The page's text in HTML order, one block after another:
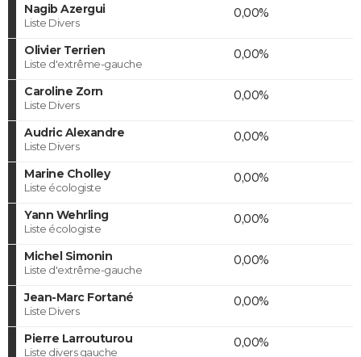
Nagib Azergui
Liste Divers
0,00%
Olivier Terrien
Liste d'extrême-gauche
0,00%
Caroline Zorn
Liste Divers
0,00%
Audric Alexandre
Liste Divers
0,00%
Marine Cholley
Liste écologiste
0,00%
Yann Wehrling
Liste écologiste
0,00%
Michel Simonin
Liste d'extrême-gauche
0,00%
Jean-Marc Fortané
Liste Divers
0,00%
Pierre Larrouturou
Liste divers gauche
0,00%